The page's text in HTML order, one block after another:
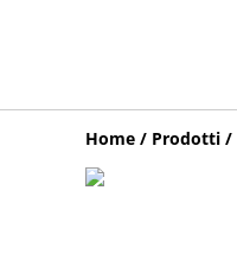
Home / Prodotti /